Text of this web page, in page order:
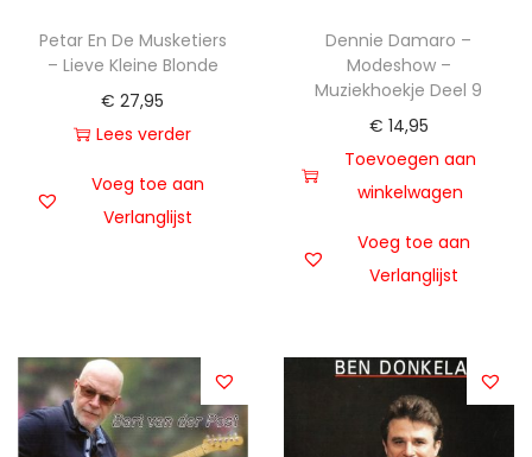
Petar En De Musketiers
– Lieve Kleine Blonde
€ 27,95
Lees verder
Voeg toe aan
Verlanglijst
Dennie Damaro –
Modeshow –
Muziekhoekje Deel 9
€ 14,95
Toevoegen aan
winkelwagen
Voeg toe aan
Verlanglijst